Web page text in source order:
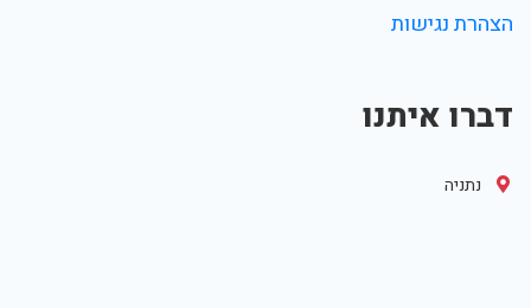
הצהרת נגישות
דברו איתנו
נתניה